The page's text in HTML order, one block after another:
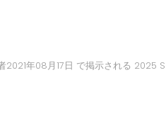
2021年08月17日 で掲示される 2025